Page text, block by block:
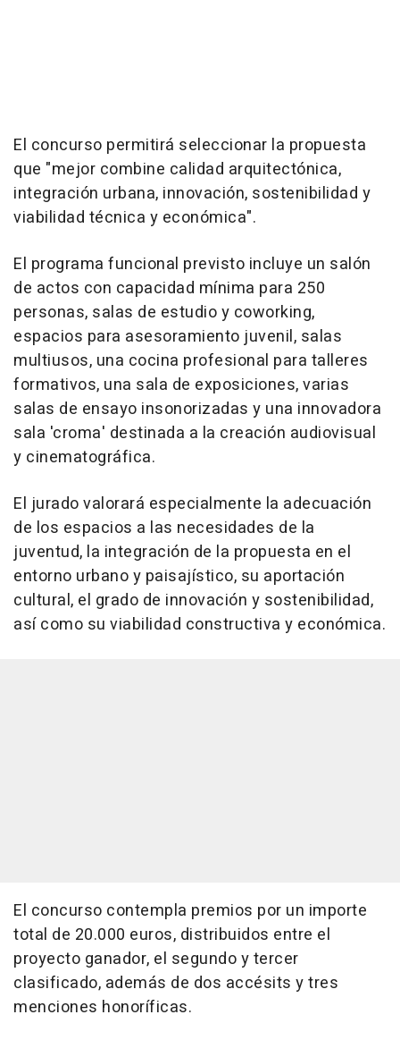
El concurso permitirá seleccionar la propuesta
que "mejor combine calidad arquitectónica,
integración urbana, innovación, sostenibilidad y
viabilidad técnica y económica".
El programa funcional previsto incluye un salón
de actos con capacidad mínima para 250
personas, salas de estudio y coworking,
espacios para asesoramiento juvenil, salas
multiusos, una cocina profesional para talleres
formativos, una sala de exposiciones, varias
salas de ensayo insonorizadas y una innovadora
sala 'croma' destinada a la creación audiovisual
y cinematográfica.
El jurado valorará especialmente la adecuación
de los espacios a las necesidades de la
juventud, la integración de la propuesta en el
entorno urbano y paisajístico, su aportación
cultural, el grado de innovación y sostenibilidad,
así como su viabilidad constructiva y económica.
El concurso contempla premios por un importe
total de 20.000 euros, distribuidos entre el
proyecto ganador, el segundo y tercer
clasificado, además de dos accésits y tres
menciones honoríficas.